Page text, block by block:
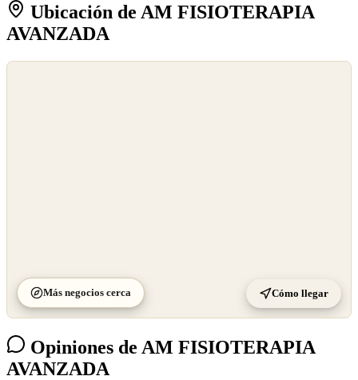
Ubicación de AM FISIOTERAPIA
AVANZADA
Más negocios cerca Cómo llegar
Opiniones de AM FISIOTERAPIA
AVANZADA